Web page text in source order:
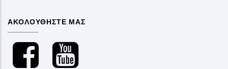
ΑΚΟΛΟΥΘΗΣΤΕ ΜΑΣ